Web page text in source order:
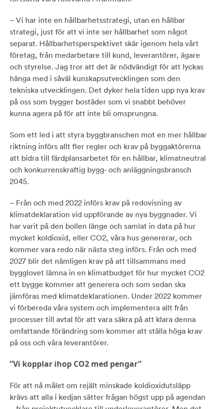
– Vi har inte en hållbarhetsstrategi, utan en hållbar
strategi, just för att vi inte ser hållbarhet som något
separat. Hållbarhetsperspektivet skär igenom hela vårt
företag, från medarbetare till kund, leverantörer, ägare
och styrelse. Jag tror att det är nödvändigt för att lyckas
hänga med i såväl kunskapsutvecklingen som den
tekniska utvecklingen. Det dyker hela tiden upp nya krav
på oss som bygger bostäder som vi snabbt behöver
kunna agera på för att inte bli omsprungna.
Som ett led i att styra byggbranschen mot en mer hållbar
riktning införs allt fler regler och krav på byggaktörerna
att bidra till färdplansarbetet för en hållbar, klimatneutral
och konkurrenskraftig bygg- och anläggningsbransch
2045.
– Från och med 2022 införs krav på redovisning av
klimatdeklaration vid uppförande av nya byggnader. Vi
har varit på den bollen länge och samlat in data på hur
mycket koldioxid, eller CO2, våra hus genererar, och
kommer vara redo när nästa steg införs. Från och med
2027 blir det nämligen krav på att tillsammans med
bygglovet lämna in en klimatbudget för hur mycket CO2
ett bygge kommer att generera och som sedan ska
jämföras med klimatdeklarationen. Under 2022 kommer
vi förbereda våra system och implementera allt från
processer till avtal för att vara säkra på att klara denna
omfattande förändring som kommer att ställa höga krav
på oss och våra leverantörer.
”Vi kopplar ihop CO2 med pengar”
För att nå målet om rejält minskade koldioxidutsläpp
krävs att alla i kedjan sätter frågan högst upp på agendan